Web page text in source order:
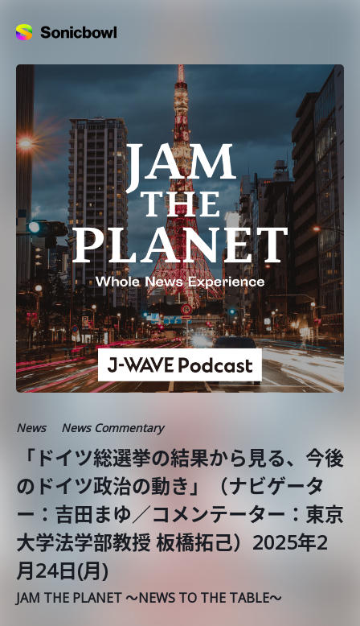
News News Commentary
「ドイツ総選挙の結果から見る、今後
のドイツ政治の動き」（ナビゲータ
ー：吉田まゆ／コメンテーター：東京
大学法学部教授 板橋拓己）2025年2
月24日(月)
JAM THE PLANET ～NEWS TO THE TABLE～